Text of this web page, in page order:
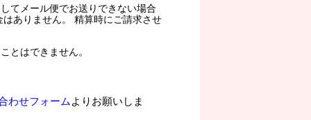
てメール便でお送りできない場合
ありません。 精算時にご請求させ
とはできません。
わせフォームよりお願いしま